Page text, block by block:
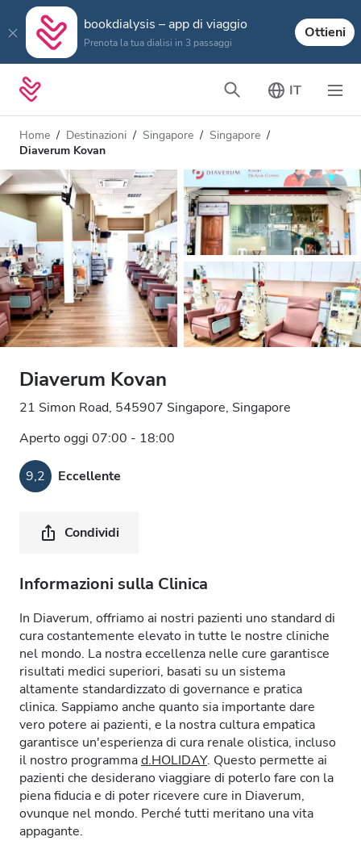
bookdialysis – app di viaggio
Prenota la tua dialisi in 3 passaggi
Ottieni
IT
Home Destinazioni Singapore
Singapore
Diaverum Kovan
Diaverum Kovan
21 Simon Road, 545907 Singapore, Singapore
Aperto oggi 07:00 - 18:00
9,2 Eccellente
Condividi
Informazioni sulla Clinica
In Diaverum, offriamo ai nostri pazienti uno standard di
cura costantemente elevato in tutte le nostre cliniche
nel mondo. La nostra eccellenza nelle cure garantisce
risultati medici superiori, basati su un sistema
altamente standardizzato di governance e pratica
clinica. Sappiamo anche quanto sia importante dare
vero potere ai pazienti, e la nostra cultura empatica
garantisce un'esperienza di cura renale olistica, incluso
il nostro programmad.HOLIDAY. Questo permette ai
pazienti che desiderano viaggiare di poterlo fare con la
piena fiducia e di poter ricevere cure in Diaverum,
ovunque nel mondo. Perché tutti meritano una vita
appagante.